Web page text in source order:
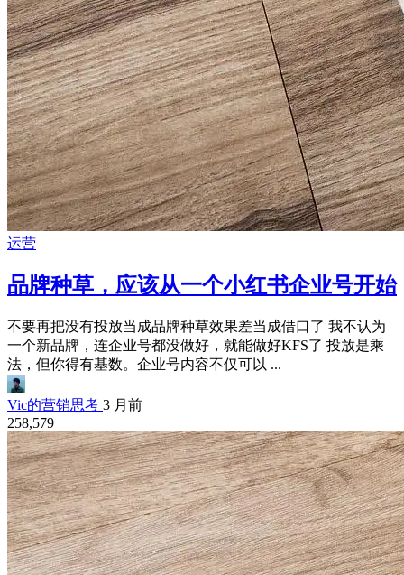
运营
品牌种草，应该从一个小红书企业号开始
不要再把没有投放当成品牌种草效果差当成借口了 我不认为
一个新品牌，连企业号都没做好，就能做好KFS了 投放是乘
法，但你得有基数。企业号内容不仅可以 ...
Vic的营销思考 3 月前
258,579